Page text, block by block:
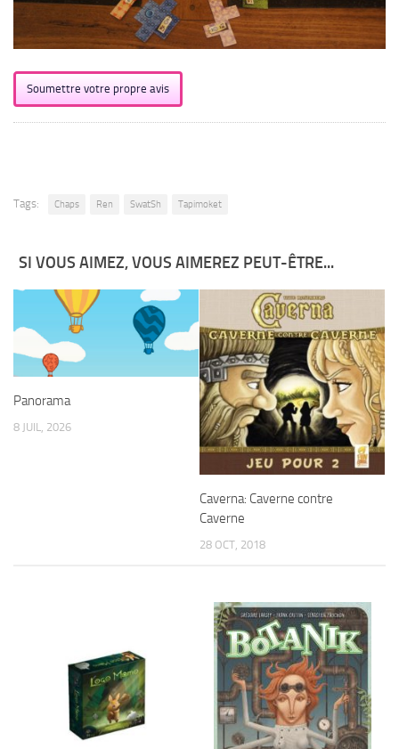
Soumettre votre propre avis
Tags: Chaps Ren SwatSh Tapimoket
SI VOUS AIMEZ, VOUS AIMEREZ PEUT-ÊTRE...
Panorama
8 JUIL, 2026
Caverna: Caverne contre
Caverne
28 OCT, 2018